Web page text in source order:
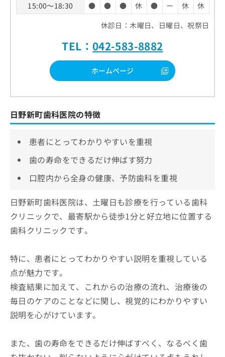
15:00～18:30
● ● ● 休 ● ー 休
休
休診日：木曜日、日曜日、祝祭日
TEL： 042-583-8882
ホームページ
日野新町歯科医院の特徴
患者にとってわかりやすいを重視
歯の寿命をできるだけ伸ばす努力
口腔内から全身の健康、予防歯科を重視
日野新町歯科医院は、土曜日も診療を行っている歯科
クリニックで、最寄駅から徒歩1分と好立地に位置する
歯科クリニックです。
特に、患者にとってわかりやすい説明を重視している
点が魅力です。
検査結果に加えて、これからの治療の流れ、治療後の
毎日のケアのことなどに関し、視覚的にわかりやすい
説明を心がけています。
また、歯の寿命をできるだけ伸ばすべく、なるべく歯